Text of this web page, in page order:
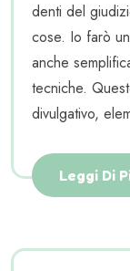
denti del
cose. Io farò
anche
tecniche.
divulgativo,
Leggi Di